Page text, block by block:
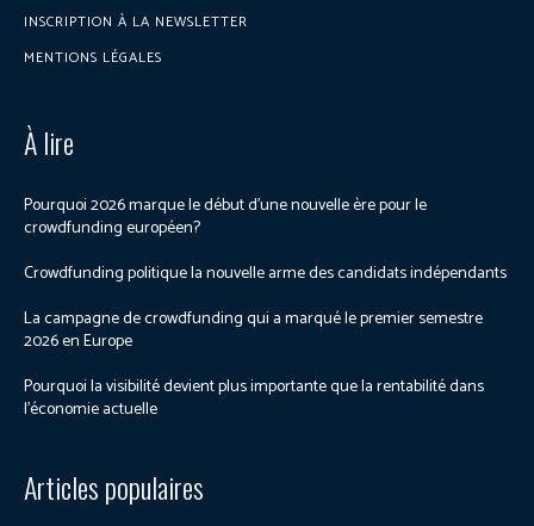
INSCRIPTION À LA NEWSLETTER
MENTIONS LÉGALES
À lire
Pourquoi 2026 marque le début d’une nouvelle ère pour le
crowdfunding européen?
Crowdfunding politique la nouvelle arme des candidats indépendants
La campagne de crowdfunding qui a marqué le premier semestre
2026 en Europe
Pourquoi la visibilité devient plus importante que la rentabilité dans
l’économie actuelle
Articles populaires